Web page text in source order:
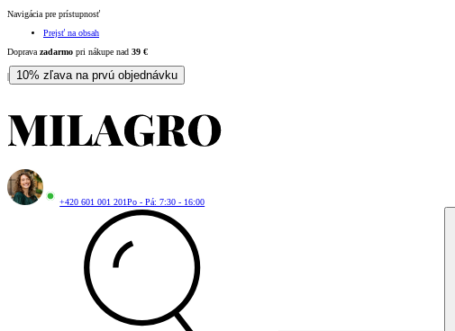
Navigácia pre prístupnosť
Prejsť na obsah
Doprava zadarmo pri nákupe nad 39 €
| 10% zľava na prvú objednávku
+420 601 001 201Po - Pá: 7:30 - 16:00